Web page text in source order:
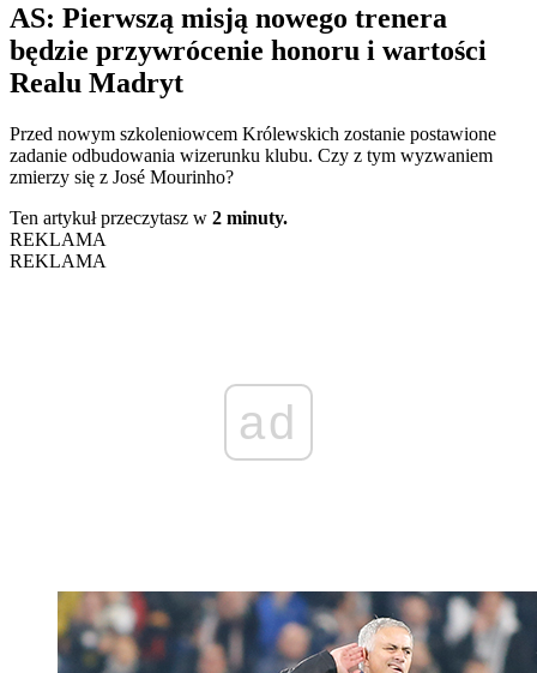
AS: Pierwszą misją nowego trenera
będzie przywrócenie honoru i wartości
Realu Madryt
Przed nowym szkoleniowcem Królewskich zostanie postawione
zadanie odbudowania wizerunku klubu. Czy z tym wyzwaniem
zmierzy się z José Mourinho?
Ten artykuł przeczytasz w 2 minuty.
REKLAMA
REKLAMA
ad